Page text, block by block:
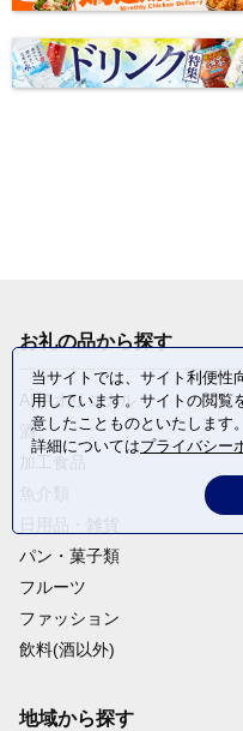
お礼の品から探す
ANAオリジナル
酒
パン・菓子類
フルーツ
ファッション
飲料(酒以外)
地域から探す
当サイトでは、サイト利便性
用しています。サイトの閲覧
意したことものといたします。
詳細についてはプライバシー